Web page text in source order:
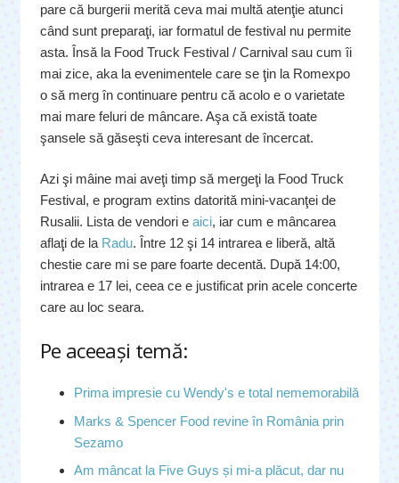
pare că burgerii merită ceva mai multă atenţie atunci
când sunt preparaţi, iar formatul de festival nu permite
asta. Însă la Food Truck Festival / Carnival sau cum îi
mai zice, aka la evenimentele care se ţin la Romexpo
o să merg în continuare pentru că acolo e o varietate
mai mare feluri de mâncare. Aşa că există toate
şansele să găseşti ceva interesant de încercat.
Azi şi mâine mai aveţi timp să mergeţi la Food Truck
Festival, e program extins datorită mini-vacanţei de
Rusalii. Lista de vendori e aici, iar cum e mâncarea
aflaţi de la Radu. Între 12 şi 14 intrarea e liberă, altă
chestie care mi se pare foarte decentă. După 14:00,
intrarea e 17 lei, ceea ce e justificat prin acele concerte
care au loc seara.
Pe aceeaşi temă:
Prima impresie cu Wendy's e total nememorabilă
Marks & Spencer Food revine în România prin
Sezamo
Am mâncat la Five Guys și mi-a plăcut, dar nu